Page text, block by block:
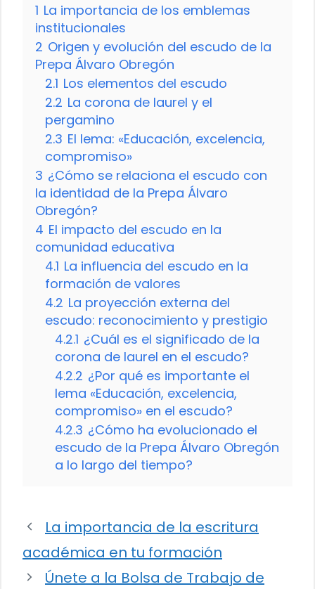
1 La importancia de los emblemas
institucionales
2 Origen y evolución del escudo de la
Prepa Álvaro Obregón
2.1 Los elementos del escudo
2.2 La corona de laurel y el
pergamino
2.3 El lema: «Educación, excelencia,
compromiso»
3 ¿Cómo se relaciona el escudo con
la identidad de la Prepa Álvaro
Obregón?
4 El impacto del escudo en la
comunidad educativa
4.1 La influencia del escudo en la
formación de valores
4.2 La proyección externa del
escudo: reconocimiento y prestigio
4.2.1 ¿Cuál es el significado de la
corona de laurel en el escudo?
4.2.2 ¿Por qué es importante el
lema «Educación, excelencia,
compromiso» en el escudo?
4.2.3 ¿Cómo ha evolucionado el
escudo de la Prepa Álvaro Obregón
a lo largo del tiempo?
La importancia de la escritura
académica en tu formación
Únete a la Bolsa de Trabajo de